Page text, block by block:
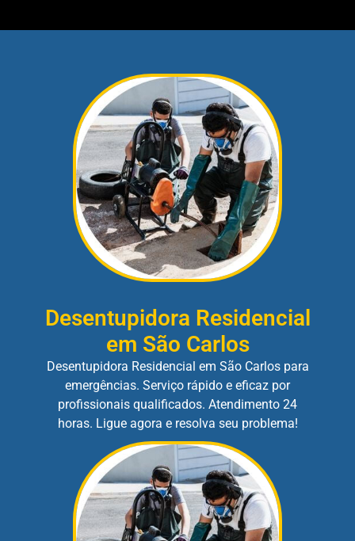
Desentupidora Residencial
em São Carlos
Desentupidora Residencial em São Carlos para
emergências. Serviço rápido e eficaz por
profissionais qualificados. Atendimento 24
horas. Ligue agora e resolva seu problema!